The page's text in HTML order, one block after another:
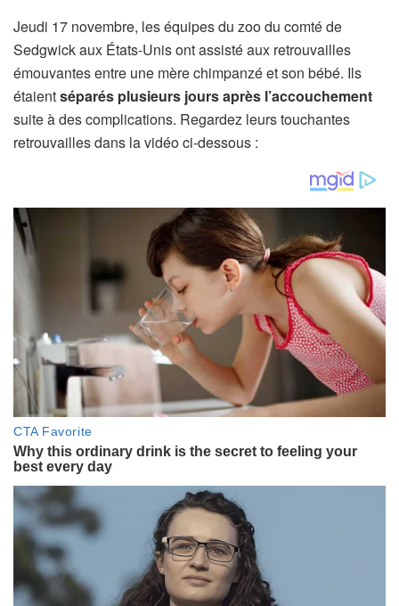
Jeudi 17 novembre, les équipes du zoo du comté de
Sedgwick aux États-Unis ont assisté aux retrouvailles
émouvantes entre une mère chimpanzé et son bébé. Ils
étaientséparés plusieurs jours après l’accouchement
suite à des complications. Regardez leurs touchantes
retrouvailles dans la vidéo ci-dessous :